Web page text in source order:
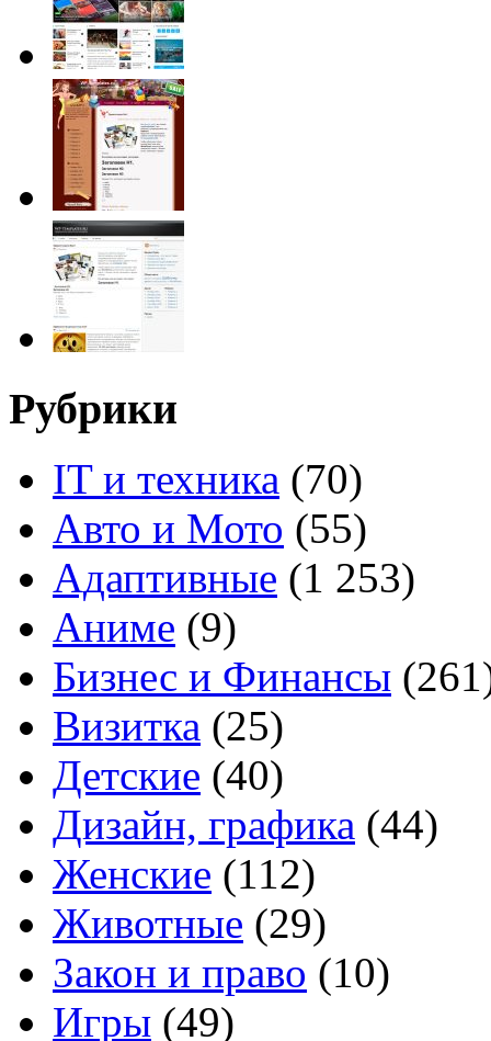
Рубрики
IT и техника (70)
Авто и Мото (55)
Адаптивные (1 253)
Аниме (9)
Бизнес и Финансы
Визитка (25)
Детские (40)
Дизайн, графика (44)
Женские (112)
Животные (29)
Закон и право (10)
Игры (49)